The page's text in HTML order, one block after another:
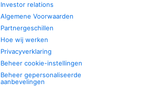
Investor relations
Algemene Voorwaarden
Partnergeschillen
Hoe wij werken
Privacyverklaring
Beheer cookie-instellingen
Beheer gepersonaliseerde
aanbevelingen